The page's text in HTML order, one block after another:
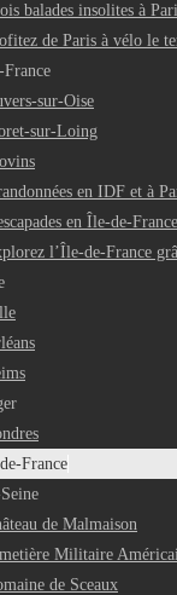
balades insolites à
de Paris à vélo le
sur-Oise
sur-Loing
en IDF et à
en Île-de-
l’Île-de-France
France
de Malmaison
Militaire
de Sceaux